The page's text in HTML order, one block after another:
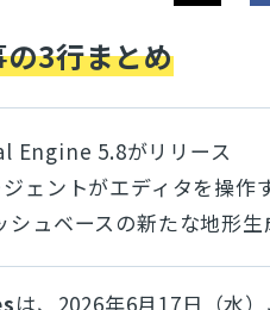
3行まとめ
Engine 5.8がリリース
ェントがエディタを操
シュベースの新たな地形
は、2026年6月17日（水